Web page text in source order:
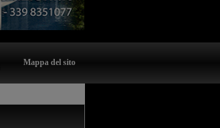
Mappa del sito